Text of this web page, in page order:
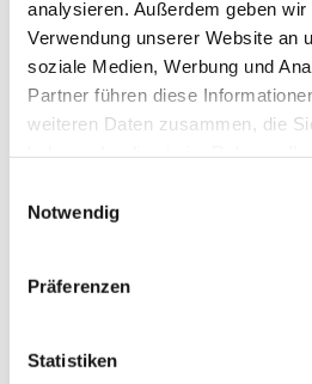
analysieren. Außerdem geben
Verwendung unserer Website an
soziale Medien, Werbung und
Partner führen diese
weiteren Daten zusammen, die
Notwendig
Präferenzen
Statistiken
4 Wochen